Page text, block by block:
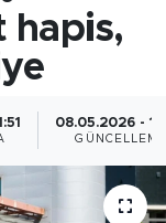
hapis,
08.05.2026 -